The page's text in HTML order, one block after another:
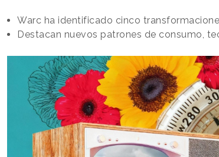
Warc ha identificado cinco
Destacan nuevos patrones de consumo,